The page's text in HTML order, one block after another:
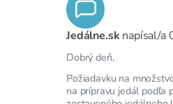
Jedálne.sk napísal/a
Dobrý deň,
Požiadavku na
na prípravu jedál podľa